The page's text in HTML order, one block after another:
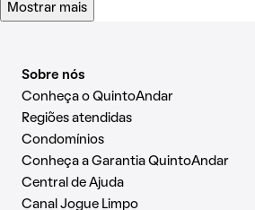
Mostrar mais
Sobre nós
Conheça o QuintoAndar
Regiões atendidas
Condomínios
Conheça a Garantia QuintoAndar
Central de Ajuda
Canal Jogue Limpo